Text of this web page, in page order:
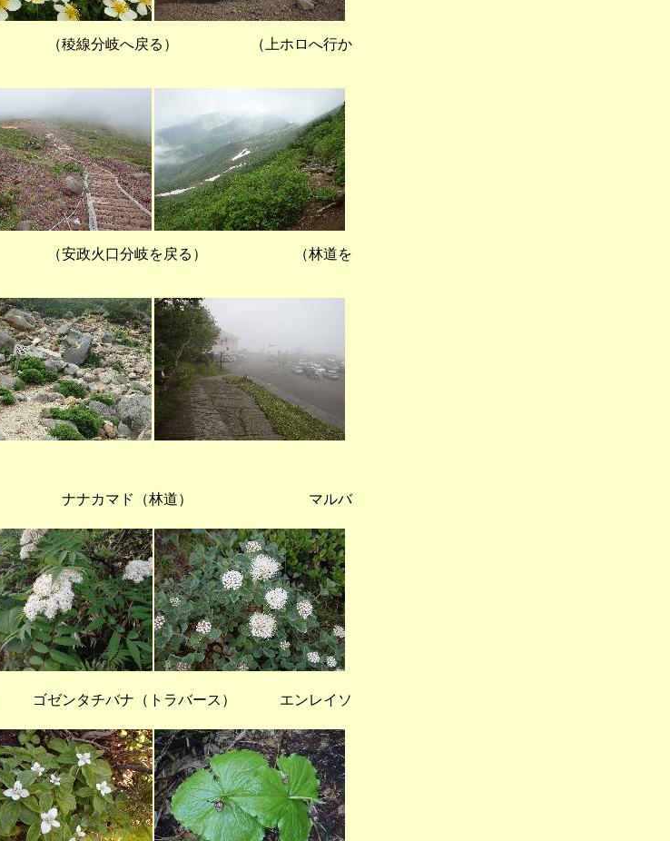
（稜線分岐へ戻る） （上ホロへ行か
安政火口分岐を戻る） （林道を
ナナカマド（林道） マルバ
ゴゼンタチバナ（トラバース） エンレイソ